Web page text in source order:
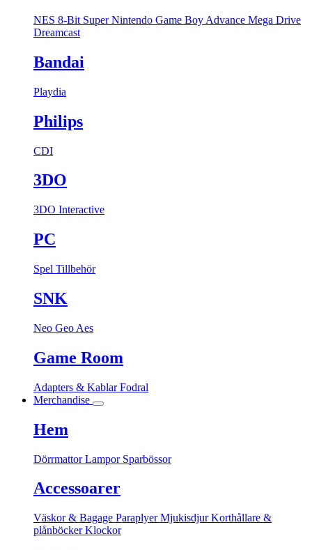
NES 8-Bit Super Nintendo Game Boy Advance Mega Drive
Dreamcast
Bandai
Playdia
Philips
CDI
3DO
3DO Interactive
PC
Spel Tillbehör
SNK
Neo Geo Aes
Game Room
Adapters & KablarFodral
Merchandise
Hem
DörrmattorLampor Sparbössor
Accessoarer
Väskor & Bagage ParaplyerMjukisdjurKorthållare &
plånböckerKlockor